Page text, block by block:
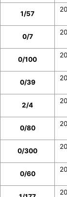
ぜひご協力を
1/57
0/7
0/100
0/39
2/4
0/80
0/300
0/60